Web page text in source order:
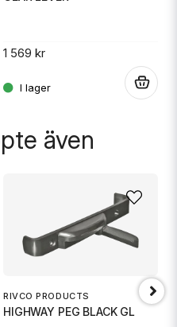
fråga
1 569 kr
även
RIVCO PRODUCTS
HIGHWAY PEG BLACK GL